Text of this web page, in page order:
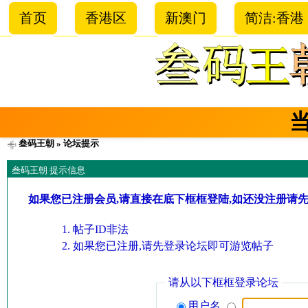
首页 香港区 新澳门 简洁:香港
叁码王朝 » 论坛提示
叁码王朝 提示信息
如果您已注册会员,请直接在底下框框登陆,如还没注册请
帖子ID非法
如果您已注册,请先登录论坛即可游览帖子
请从以下框框登录论坛
用户名